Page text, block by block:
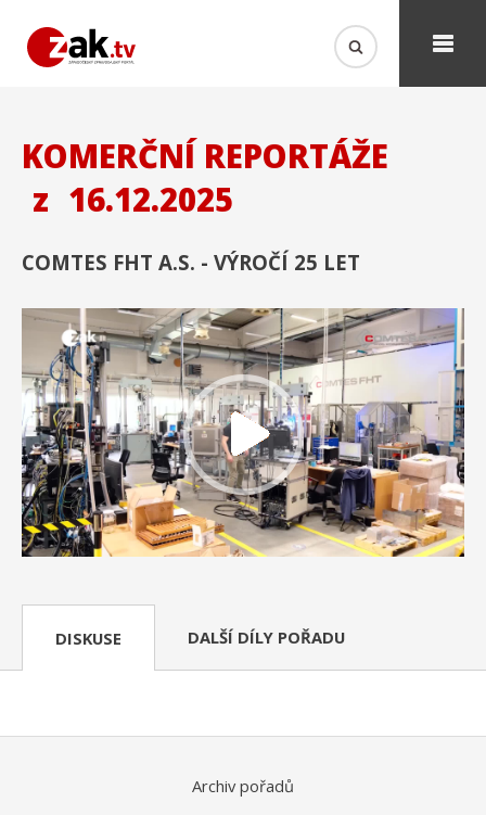
KOMERČNÍ REPORTÁŽE
z 16.12.2025
COMTES FHT A.S. - VÝROČÍ 25 LET
DISKUSE DALŠÍ DÍLY POŘADU
Archiv pořadů